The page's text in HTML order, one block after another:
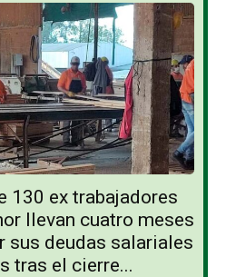
130 ex trabajadores
llevan cuatro meses
sus deudas salariales
tras el cierre...